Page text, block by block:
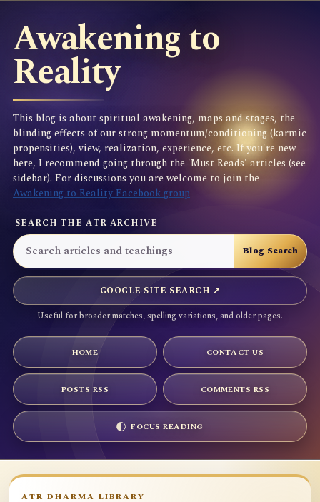
Awakening to
Reality
This blog is about spiritual awakening, maps and stages, the
blinding effects of our strong momentum/conditioning (karmic
propensities), view, realization, experience, etc. If you're new
here, I recommend going through the 'Must Reads' articles (see
sidebar). For discussions you are welcome to join the
Awakening to Reality Facebook group
SEARCH THE ATR ARCHIVE
GOOGLE SITE SEARCH ↗
Useful for broader matches, spelling variations, and older pages.
HOME CONTACT US
POSTS RSS COMMENTS RSS
FOCUS READING
ATR DHARMA LIBRARY